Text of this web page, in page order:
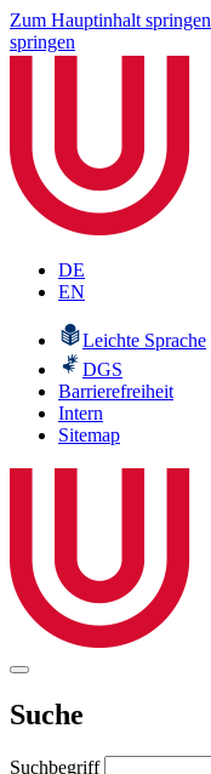
Zum Hauptinhalt springen
springen
DE
EN
Leichte Sprache
DGS
Barrierefreiheit
Intern
Sitemap
Suche
Suchbegriff